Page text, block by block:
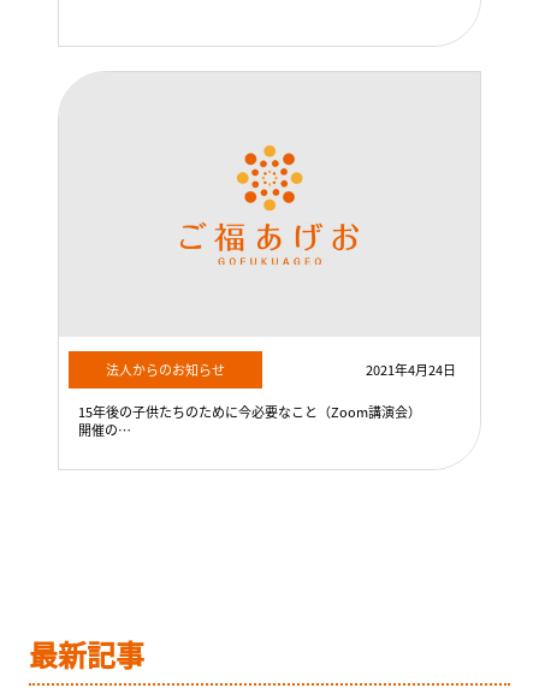
法人からのお知らせ 2021年4月24日
15年後の子供たちのために今必要なこと（Zoom講演会）
開催の…
最新記事